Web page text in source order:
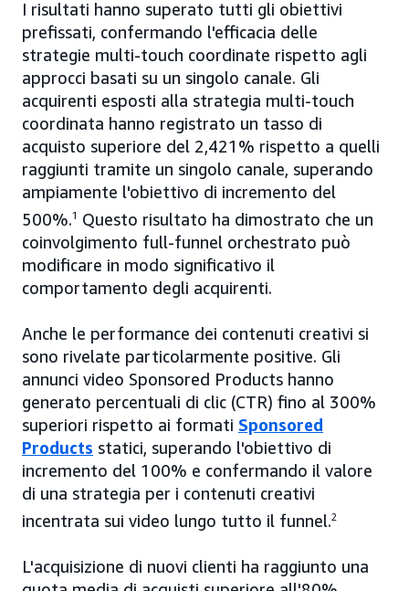
I risultati hanno superato tutti gli obiettivi
prefissati, confermando l'efficacia delle
strategie multi-touch coordinate rispetto agli
approcci basati su un singolo canale. Gli
acquirenti esposti alla strategia multi-touch
coordinata hanno registrato un tasso di
acquisto superiore del 2,421% rispetto a quelli
raggiunti tramite un singolo canale, superando
ampiamente l'obiettivo di incremento del
500%.1
Questo risultato ha dimostrato che un
coinvolgimento full-funnel orchestrato può
modificare in modo significativo il
comportamento degli acquirenti.
Anche le performance dei contenuti creativi si
sono rivelate particolarmente positive. Gli
annunci video Sponsored Products hanno
generato percentuali di clic (CTR) fino al 300%
superiori rispetto ai formati Sponsored
Products statici, superando l'obiettivo di
incremento del 100% e confermando il valore
di una strategia per i contenuti creativi
incentrata sui video lungo tutto il funnel.2
L'acquisizione di nuovi clienti ha raggiunto una